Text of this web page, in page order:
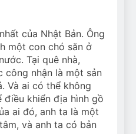
của Nhật Bản. Ông
một con chó săn ở
Tại quê nhà,
công nhận là một sản
Và ai có thể không
điều khiển địa hình gồ
ai đó, anh ta là một
và anh ta có bản